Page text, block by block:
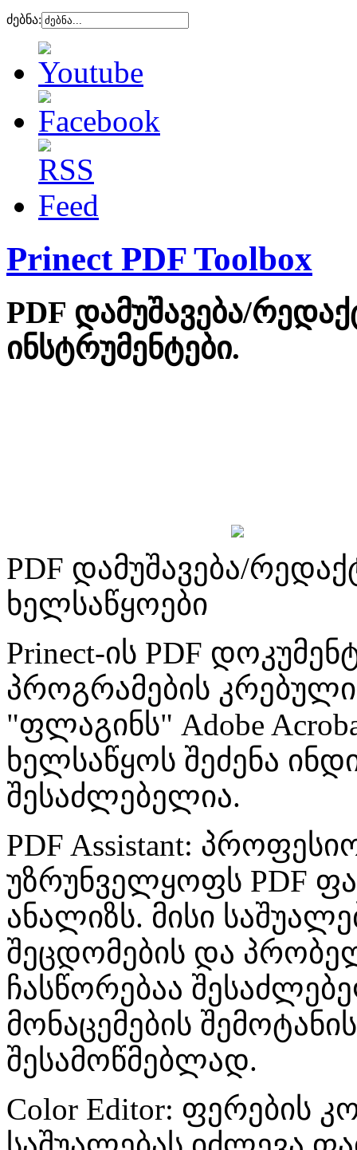
ძებნა:
Prinect PDF Toolbox
PDF დამუშავება/
ინსტრუმენტები.
PDF დამუშავება/
ხელსაწყოები
Prinect-ის PDF
პროგრამების
"ფლაგინს" Adobe
ხელსაწყოს შეძენა
შესაძლებელია.
PDF Assistant:
უზრუნველყოფს PDF
ანალიზს. მისი
შეცდომების და
ჩასწორებაა
მონაცემების
შესამოწმებლად.
Color Editor: ფერების